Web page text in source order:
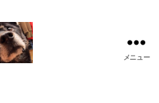
メニュー